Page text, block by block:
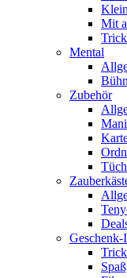
Mit
Mental
Zubehör
Geschenk-